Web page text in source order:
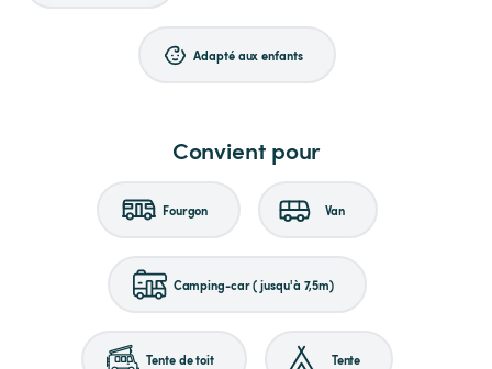
Adapté aux enfants
Convient pour
Fourgon Van
Camping-car (jusqu'à 7,5m)
Tente de toit Tente